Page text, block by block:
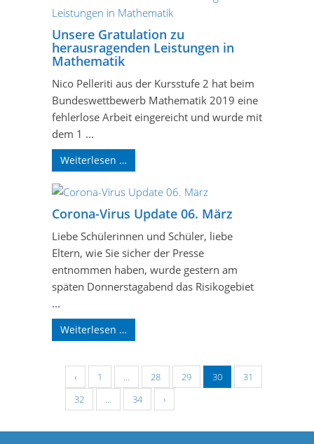
Unsere Gratulation zu
herausragenden Leistungen in
Mathematik
Nico Pelleriti aus der Kursstufe 2 hat beim
Bundeswettbewerb Mathematik 2019 eine
fehlerlose Arbeit eingereicht und wurde mit
dem 1 ...
Weiterlesen …
Corona-Virus Update 06. März
Liebe Schülerinnen und Schüler, liebe
Eltern, wie Sie sicher der Presse
entnommen haben, wurde gestern am
späten Donnerstagabend das Risikogebiet
...
Weiterlesen …
‹ 1 … 28 29 30
31
32
… 34 ›